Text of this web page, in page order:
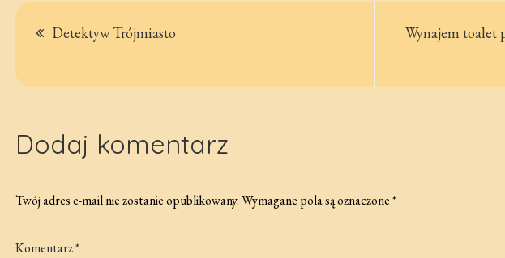
Nawigacja
wpisu
Detektyw Trójmiasto
Wynajem toalet
Dodaj komentarz
Twój adres e-mail nie zostanie opublikowany.Wymagane pola są oznaczone*
Komentarz*